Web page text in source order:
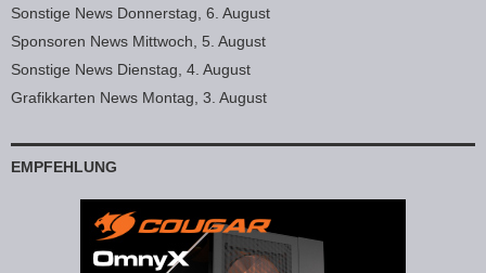
Sonstige News Donnerstag, 6. August
Sponsoren News Mittwoch, 5. August
Sonstige News Dienstag, 4. August
Grafikkarten News Montag, 3. August
EMPFEHLUNG